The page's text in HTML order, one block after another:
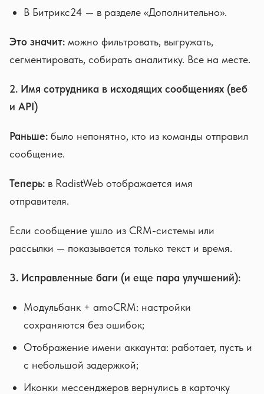
В Битрикс24 — в разделе «Дополнительно».
Это значит: можно фильтровать, выгружать,
сегментировать, собирать аналитику. Все на месте.
2. Имя сотрудника в исходящих сообщениях (веб
и API)
Раньше: было непонятно, кто из команды отправил
сообщение.
Теперь: в RadistWeb отображается имя
отправителя.
Если сообщение ушло из CRM-системы или
рассылки — показывается только текст и время.
3. Исправленные баги (и еще пара улучшений):
Модульбанк + amoCRM: настройки
сохраняются без ошибок;
Отображение имени аккаунта: работает, пусть и
с небольшой задержкой;
Иконки мессенджеров вернулись в карточку